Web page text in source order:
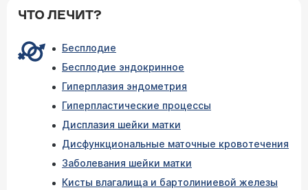
ЧТО ЛЕЧИТ?
Бесплодие
Бесплодие эндокринное
Гиперплазия эндометрия
Гиперпластические процессы
Дисплазия шейки матки
Дисфункциональные маточные кровотечения
Заболевания шейки матки
Кисты влагалища и бартолиниевой железы